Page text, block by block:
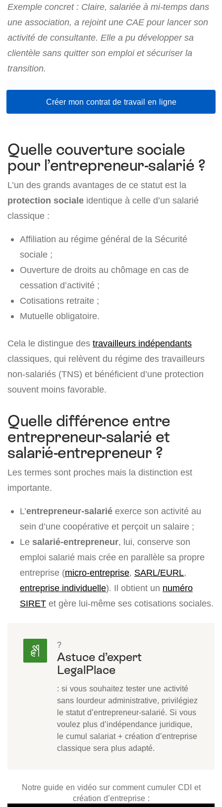
Exemple concret : Claire, salariée à mi-temps dans
une association, a rejoint une CAE pour lancer son
activité de consultante. Elle a pu développer sa
clientèle sans quitter son emploi et sécuriser la
transition.
Créer mon contrat de travail en ligne
Quelle couverture sociale
pour l’entrepreneur-salarié ?
L’un des grands avantages de ce statut est la
protection sociale identique à celle d’un salarié
classique :
Affiliation au régime général de la Sécurité
sociale ;
Ouverture de droits au chômage en cas de
cessation d’activité ;
Cotisations retraite ;
Mutuelle obligatoire.
Cela le distingue des travailleurs indépendants
classiques, qui relèvent du régime des travailleurs
non-salariés (TNS) et bénéficient d’une protection
souvent moins favorable.
Quelle différence entre
entrepreneur-salarié et
salarié-entrepreneur ?
Les termes sont proches mais la distinction est
importante.
L’entrepreneur-salarié exerce son activité au
sein d’une coopérative et perçoit un salaire ;
Le salarié-entrepreneur, lui, conserve son
emploi salarié mais crée en parallèle sa propre
entreprise (micro-entreprise, SARL/EURL,
entreprise individuelle). Il obtient un numéro
SIRET et gère lui-même ses cotisations sociales.
?
Astuce d’expert
LegalPlace
: si vous souhaitez tester une activité
sans lourdeur administrative, privilégiez
le statut d’entrepreneur-salarié. Si vous
voulez plus d’indépendance juridique,
le cumul salariat + création d’entreprise
classique sera plus adapté.
Notre guide en vidéo sur comment cumuler CDI et
création d’entreprise :